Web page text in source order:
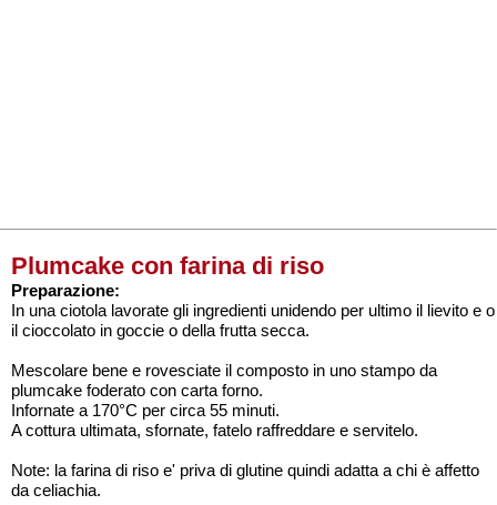
Plumcake con farina di riso
Preparazione:
In una ciotola lavorate gli ingredienti unidendo per ultimo il lievito e o
il cioccolato in goccie o della frutta secca.
Mescolare bene e rovesciate il composto in uno stampo da
plumcake foderato con carta forno.
Infornate a 170°C per circa 55 minuti.
A cottura ultimata, sfornate, fatelo raffreddare e servitelo.
Note: la farina di riso e' priva di glutine quindi adatta a chi è affetto
da celiachia.